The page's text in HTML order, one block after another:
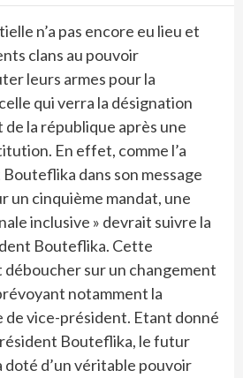
n’a pas encore eu lieu et
clans au pouvoir
leurs armes pour la
qui verra la désignation
la république après une
En effet, comme l’a
dans son message
un cinquième mandat, une
inclusive » devrait suivre la
Bouteflika. Cette
sur un changement
notamment la
de vice-président. Etant donné
Bouteflika, le futur
d’un véritable pouvoir